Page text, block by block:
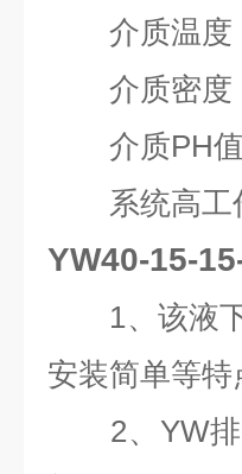
介质温度
介质密度
介质PH值
系统高工
YW40-15-
1、该液下
安装简单等特
2、YW排